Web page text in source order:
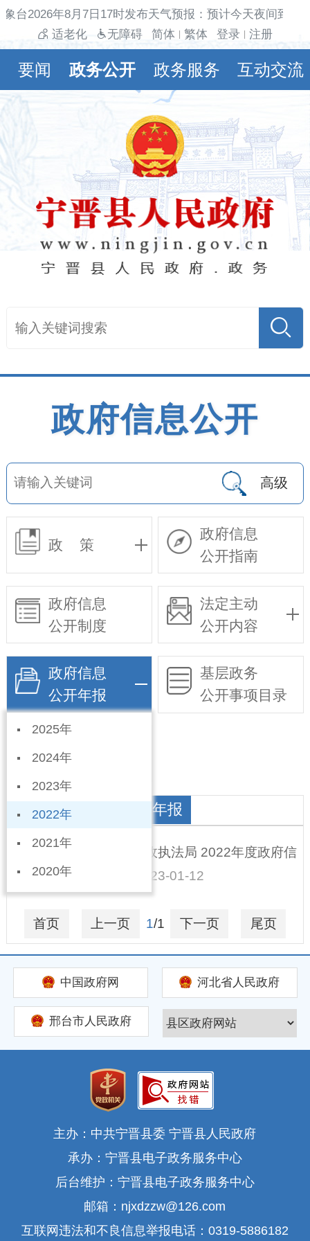
台2026年8月7日17时发布天气预报：预计今天夜间到
适老化
无障碍 简体 繁体 登录 注册
要闻 政务公开 政务服务 互动交流
政府信息公开
高级
政 策
政府信息
公开指南
政府信息
公开制度
法定主动
公开内容
政府信息
公开年报
2025年
2024年
2023年
2022年
2021年
2020年
基层政务
公开事项目录
依申请公开
城管局政府信息公开年报
宁晋县城市管理综合行政执法局 2022年度政府信
息公开工作年度报告
2023-01-12
首页 上一页 1/1 下一页 尾页
中国政府网 河北省人民政府
邢台市人民政府
主办：中共宁晋县委 宁晋县人民政府
承办：宁晋县电子政务服务中心
后台维护：宁晋县电子政务服务中心
邮箱：njxdzzw@126.com
互联网违法和不良信息举报电话：0319-5886182